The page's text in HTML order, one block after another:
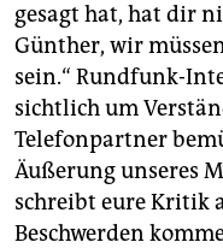
nord
wahrheit
verlag
verlag
veranstaltungen
gesagt hat, hat dir
Günther, wir
sein.“ Rundfunk-
sichtlich um
Telefonpartner
Äußerung unseres
schreibt eure Kritik
Beschwerden